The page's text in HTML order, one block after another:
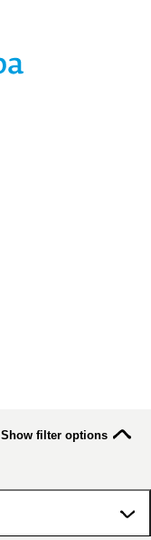
Show filter options